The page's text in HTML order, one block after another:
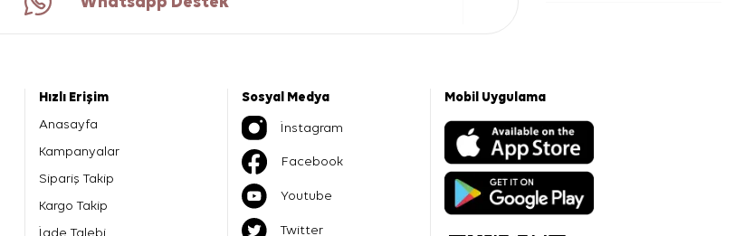
Hızlı Erişim
Anasayfa
Kampanyalar
Sipariş Takip
Kargo Takip
İade Talebi
Sosyal Medya
İnstagram
Facebook
Youtube
Twitter
Mobil Uygulama